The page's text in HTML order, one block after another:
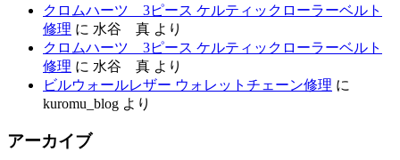
クロムハーツ 3ピース ケルティックローラーベルト
修理 に 水谷 真 より
クロムハーツ 3ピース ケルティックローラーベルト
修理 に 水谷 真 より
ビルウォールレザー ウォレットチェーン修理 に
kuromu_blog より
アーカイブ